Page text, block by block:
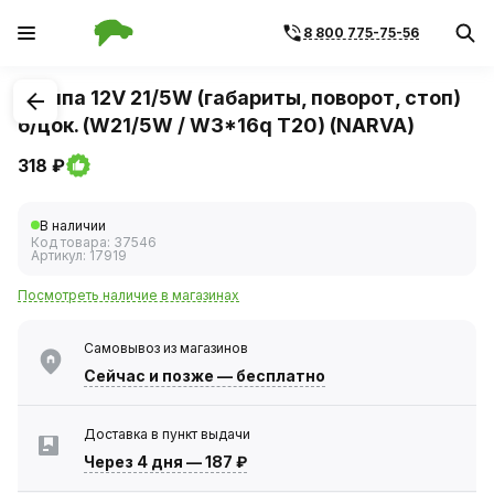
8 800 775-75-56
1/1
Лампа 12V 21/5W (габариты, поворот, стоп)
б/цок. (W21/5W / W3*16q T20) (NARVA)
318 ₽
В наличии
Код товара: 37546
Артикул: 17919
Посмотреть наличие в магазинах
Самовывоз из магазинов
Сейчас и позже — бесплатно
Доставка в пункт выдачи
Через 4 дня —187 ₽